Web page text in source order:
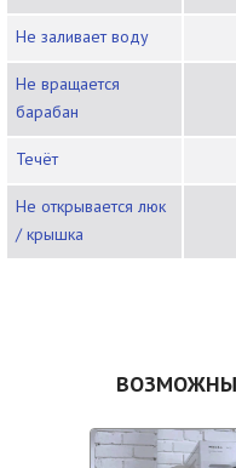
Не заливает воду
Не вращается
барабан
Течёт
Не открывается люк
/ крышка